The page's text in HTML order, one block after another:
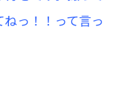
っ！！って言っ